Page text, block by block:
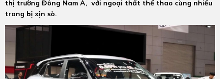
thị trường Đông Nam Á, với ngoại thất thể thao cùng nhiều
trang bị xịn sò.